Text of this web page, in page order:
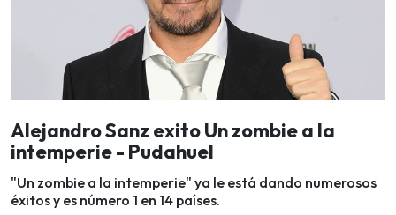
Alejandro Sanz exito Un zombie a la
intemperie - Pudahuel
"Un zombie a la intemperie" ya le está dando numerosos
éxitos y es número 1 en 14 países.